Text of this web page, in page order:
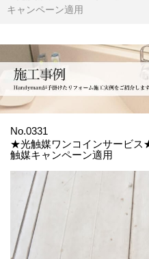
キャンペーン適用
No.0331
★光触媒ワンコインサービス
触媒キャンペーン適用